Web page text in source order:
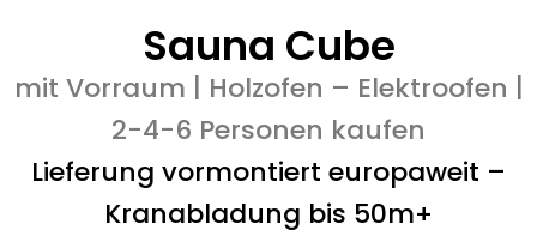
Sauna Cube
mit Vorraum | Holzofen – Elektroofen |
2-4-6 Personen kaufen
Lieferung vormontiert europaweit –
Kranabladung bis 50m+